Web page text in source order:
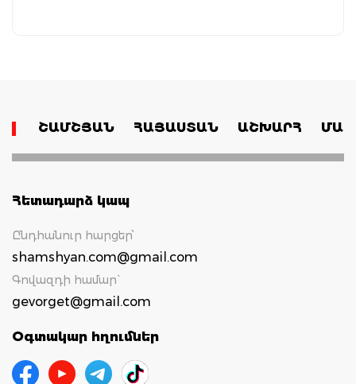
ՇԱՄՇՅԱՆ ՀԱՅԱՍՏԱՆ ԱՇԽԱՐՀ
Հետադարձ կապ
Ընդհանուր հարցեր՝
shamshyan.com@gmail.com
Գովազդի համար`
gevorget@gmail.com
Օգտակար հղումներ